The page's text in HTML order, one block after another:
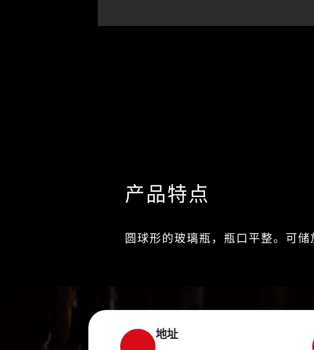
产品特点
圆球形的玻璃瓶，瓶口平整。可
地址